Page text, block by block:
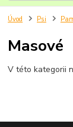
Úvod Psi
Masové
V této kategorii